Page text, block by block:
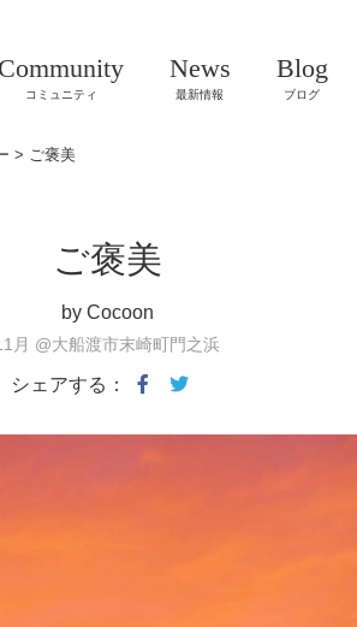
Community
コミュニティ
News
最新情報
Blog
ブログ
> ご褒美
ご褒美
by Cocoon
月 @大船渡市末崎町門之浜
シェアする：